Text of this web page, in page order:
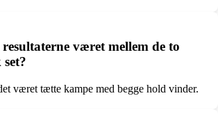
været mellem de to
været tætte kampe med begge hold vinder.